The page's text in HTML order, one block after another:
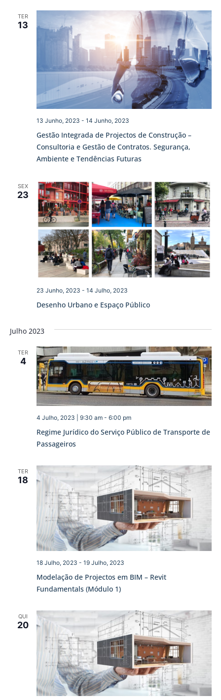
TER
13
Gestão Integrada de Projectos de Construção –
Consultoria e Gestão de Contratos. Segurança,
Ambiente e Tendências Futuras
13 Junho, 2023 - 14 Junho, 2023
SEX
23
Desenho Urbano e Espaço Público
23 Junho, 2023 - 14 Julho, 2023
Julho 2023
TER
4
Regime Jurídico do Serviço Público de Transporte de
Passageiros
4 Julho, 2023 | 9:30 am- 6:00 pm
TER
18
Modelação de Projectos em BIM – Revit
Fundamentals (Módulo 1)
18 Julho, 2023 - 19 Julho, 2023
QUI
20